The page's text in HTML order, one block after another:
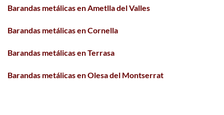
Barandas metálicas en Ametlla del Valles
Barandas metálicas en Cornella
Barandas metálicas en Terrasa
Barandas metálicas en Olesa del Montserrat